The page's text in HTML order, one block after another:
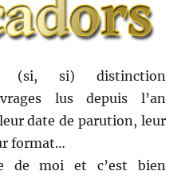
(si, si) distinction
lus depuis l’an
date de parution, leur
format…
de moi et c’est bien